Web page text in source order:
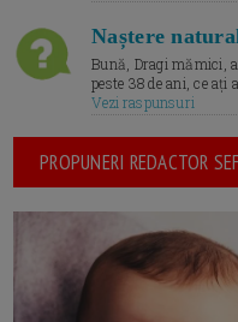
Naștere
Bună, Dragi mămici,
peste 38 de ani, ce
Vezi raspunsuri
PROPUNERI REDACTOR SEF